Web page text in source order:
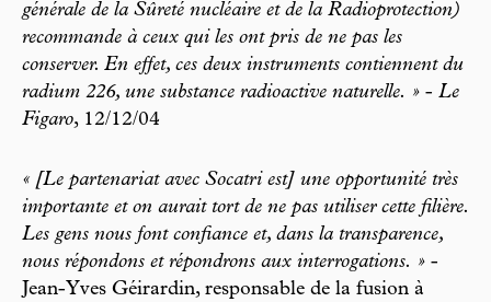
générale de la Sûreté nucléaire et de la Radioprotection)
recommande à ceux qui les ont pris de ne pas les
conserver. En effet, ces deux instruments contiennent du
radium 226, une substance radioactive naturelle. » - Le
Figaro, 12/12/04
« [Le partenariat avec Socatri est] une opportunité très
importante et on aurait tort de ne pas utiliser cette filière.
Les gens nous font confiance et, dans la transparence,
nous répondons et répondrons aux interrogations. » -
Jean-Yves Géirardin, responsable de la fusion à